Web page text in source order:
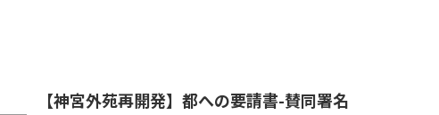
【神宮外苑再開発】都への要請書-賛同署名